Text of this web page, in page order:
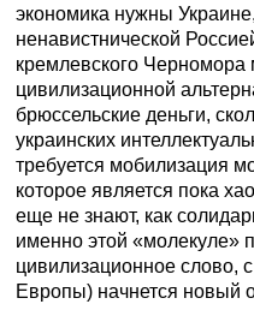
экономика нужны
ненавистнической
кремлевского
цивилизационной
брюссельские деньги,
украинских
требуется мобилизация
которое является пока
еще не знают, как
именно этой «молекуле»
цивилизационное слово,
Европы) начнется новый